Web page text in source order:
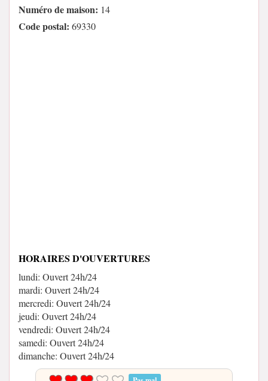
Numéro de maison: 14
Code postal: 69330
HORAIRES D'OUVERTURES
lundi: Ouvert 24h/24
mardi: Ouvert 24h/24
mercredi: Ouvert 24h/24
jeudi: Ouvert 24h/24
vendredi: Ouvert 24h/24
samedi: Ouvert 24h/24
dimanche: Ouvert 24h/24